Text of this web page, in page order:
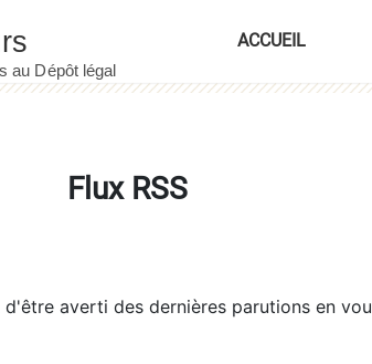
ACCUEIL
Flux RSS
averti des dernières parutions en